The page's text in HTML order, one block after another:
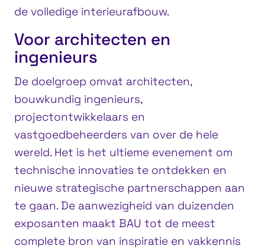
de volledige interieurafbouw.
Voor architecten en
ingenieurs
De doelgroep omvat architecten,
bouwkundig ingenieurs,
projectontwikkelaars en
vastgoedbeheerders van over de hele
wereld. Het is het ultieme evenement om
technische innovaties te ontdekken en
nieuwe strategische partnerschappen aan
te gaan. De aanwezigheid van duizenden
exposanten maakt BAU tot de meest
complete bron van inspiratie en vakkennis